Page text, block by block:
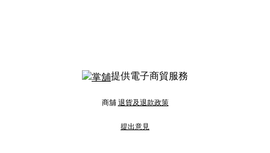
提供電子商貿服務
商舖 退貨及退款政策
提出意見